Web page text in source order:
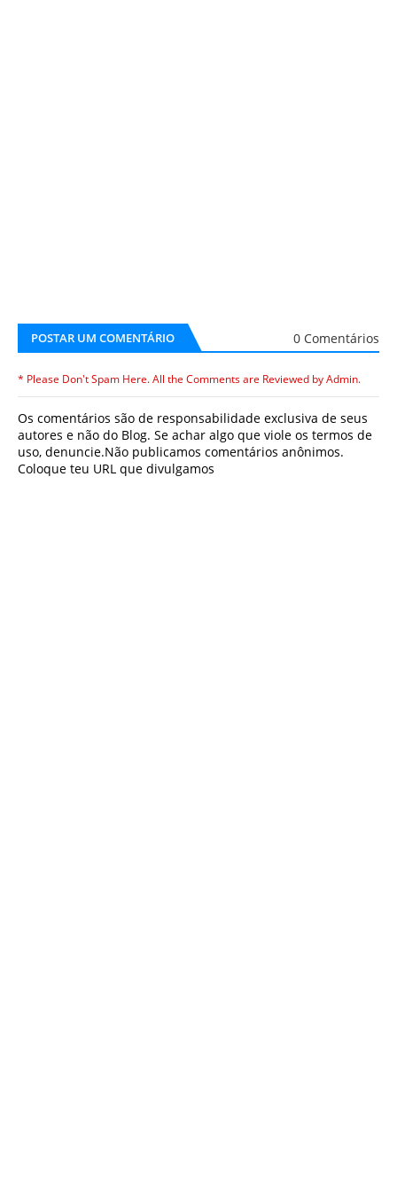
POSTAR UM COMENTÁRIO 0 Comentários
* Please Don't Spam Here. All the Comments are Reviewed by Admin.
Os comentários são de responsabilidade exclusiva de seus
autores e não do Blog. Se achar algo que viole os termos de
uso, denuncie.Não publicamos comentários anônimos.
Coloque teu URL que divulgamos